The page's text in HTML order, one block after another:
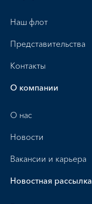
Наш флот
Представительства
Контакты
О компании
О нас
Новости
Вакансии и карьера
Новостная рассылка